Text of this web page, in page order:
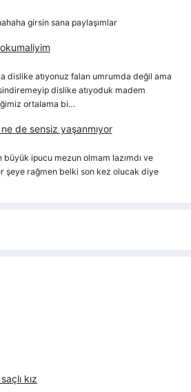
girsin sana paylaşımlar
dislike atıyonuz falan umrumda değil ama
dislike atıyoduk madem
ortalama bi…
de sensiz yaşanmıyor
ipucu mezun olmam lazımdı ve
şeye rağmen belki son kez olucak diye
kız